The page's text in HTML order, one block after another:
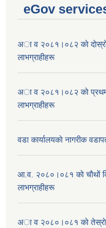
eGov
अा व २०८१।०८२ काे दाेस्राे
लाभग्राहीहरू
अा व २०८१।०८२ काे प्रथम
लाभग्राहीहरू
वडा कार्यालयकाे नागरीक
आ.व. २०८०।०८१ काे चाैथाें
लाभग्राहीहरू
अा व २०८०।०८१ काे तेस्राे